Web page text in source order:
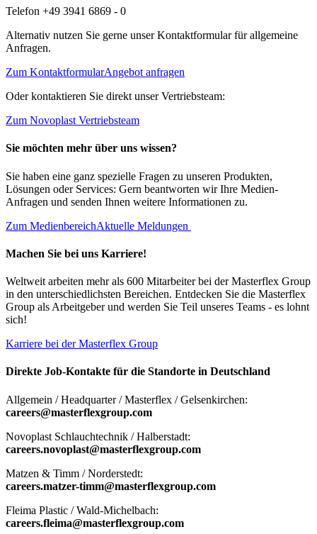
Telefon +49 3941 6869 - 0
Alternativ nutzen Sie gerne unser Kontaktformular für allgemeine
Anfragen.
Zum KontaktformularAngebot anfragen
Oder kontaktieren Sie direkt unser Vertriebsteam:
Zum Novoplast Vertriebsteam
Sie möchten mehr über uns wissen?
Sie haben eine ganz spezielle Fragen zu unseren Produkten,
Lösungen oder Services: Gern beantworten wir Ihre Medien-
Anfragen und senden Ihnen weitere Informationen zu.
Zum MedienbereichAktuelle Meldungen
Machen Sie bei uns Karriere!
Weltweit arbeiten mehr als 600 Mitarbeiter bei der Masterflex Group
in den unterschiedlichsten Bereichen. Entdecken Sie die Masterflex
Group als Arbeitgeber und werden Sie Teil unseres Teams - es lohnt
sich!
Karriere bei der Masterflex Group
Direkte Job-Kontakte für die Standorte in Deutschland
Allgemein / Headquarter / Masterflex / Gelsenkirchen:
careers@masterflexgroup.com
Novoplast Schlauchtechnik / Halberstadt:
careers.novoplast@masterflexgroup.com
Matzen & Timm / Norderstedt:
careers.matzer-timm@masterflexgroup.com
Fleima Plastic / Wald-Michelbach:
careers.fleima@masterflexgroup.com